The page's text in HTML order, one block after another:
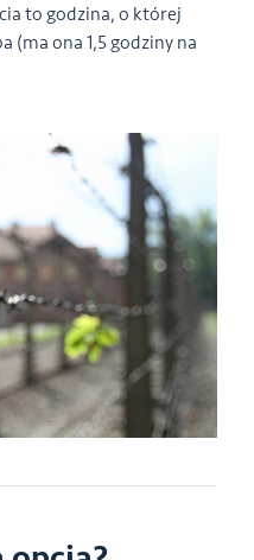
to godzina, o której
(ma ona 1,5 godziny na